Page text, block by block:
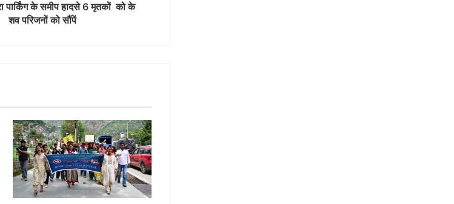
पार्किंग के समीप हादसे 6 मृतकों को के
शव परिजनों को सौंपें